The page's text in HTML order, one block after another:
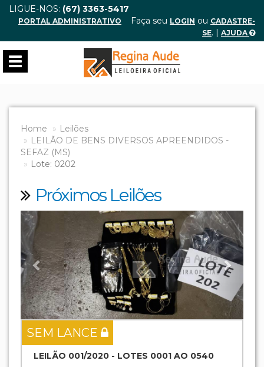
LIGUE-NOS: (67) 3363-5417
PORTAL ADMINISTRATIVO Faça seu LOGIN ou CADASTRE-
SE. | AJUDA
Toggle
navigation
Home
Leilões
LEILÃO DE BENS DIVERSOS APREENDIDOS -
SEFAZ (MS)
Lote: 0202
Próximos Leilões
Previous Next
SEM LANCE
LEILÃO 001/2020 - LOTES 0001 AO 0540